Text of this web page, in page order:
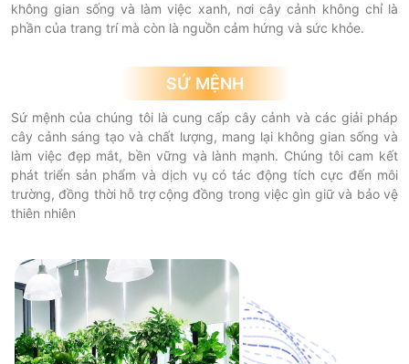
không gian sống và làm việc xanh, nơi cây cảnh không chỉ là
phần của trang trí mà còn là nguồn cảm hứng và sức khỏe.
SỨ MỆNH
Sứ mệnh của chúng tôi là cung cấp cây cảnh và các giải pháp
cây cảnh sáng tạo và chất lượng, mang lại không gian sống và
làm việc đẹp mắt, bền vững và lành mạnh. Chúng tôi cam kết
phát triển sản phẩm và dịch vụ có tác động tích cực đến môi
trường, đồng thời hỗ trợ cộng đồng trong việc gìn giữ và bảo vệ
thiên nhiên